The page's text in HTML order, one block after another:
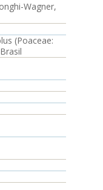
Wagner,
(Poaceae: